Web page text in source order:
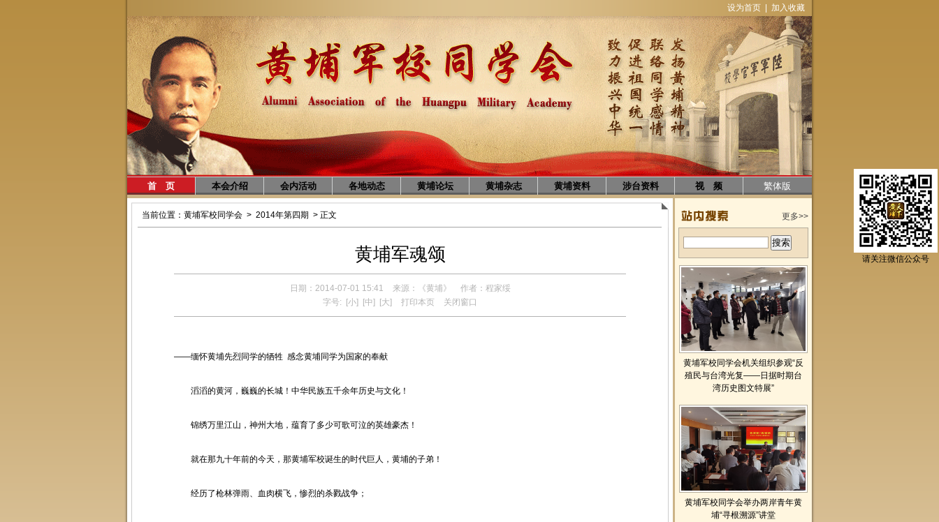
设为首页 加入收藏
首 页 本会介绍 会内活动 各地动态 黄埔论坛 黄埔杂志 黄埔资料 涉台资料 视 频 繁体版
当前位置： 黄埔军校同学会 > 2014年第四期 > 正文
黄埔军魂颂
日期：2014-07-01 15:41 来源：《黄埔》
作者：程家绥
字号:
[小] [中] [大] 打印本页 关闭窗口
——缅怀黄埔先烈同学的牺牲 感念黄埔同学为国家的奉献
滔滔的黄河，巍巍的长城！中华民族五千余年历史与文化！
锦绣万里江山，神州大地，蕴育了多少可歌可泣的英雄豪杰！
就在那九十年前的今天，那黄埔军校诞生的时代巨人，黄埔的子弟！
经历了枪林弹雨、血肉横飞，惨烈的杀戮战争；
更多>>
黄埔军校同学会机关组织参观“反
殖民与台湾光复——日据时期台
湾历史图文特展”
黄埔军校同学会举办两岸青年黄
埔“寻根溯源”讲堂
请关注微信公众号